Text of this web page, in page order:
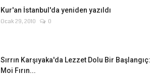
Kur'an İstanbul'da yeniden yazıldı
Ocak 29, 2010 0
Sırrın Karşıyaka'da Lezzet Dolu Bir Başlangıç:
Moi Fırın...